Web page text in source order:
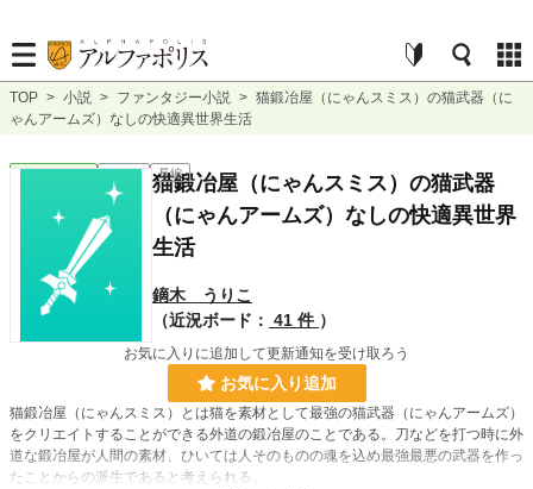
TOP > 小説 > ファンタジー小説 > 猫鍛冶屋（にゃんスミス）の猫武器（に
ゃんアームズ）なしの快適異世界生活
ファンタジー 連載中 長編
猫鍛冶屋（にゃんスミス）の猫武器
（にゃんアームズ）なしの快適異世界
生活
鏑木 うりこ
（近況ボード： 41 件 ）
お気に入りに追加して更新通知を受け取ろう
お気に入り追加
猫鍛冶屋（にゃんスミス）とは猫を素材として最強の猫武器（にゃんアームズ）
をクリエイトすることができる外道の鍛冶屋のことである。刀などを打つ時に外
道な鍛冶屋が人間の素材、ひいては人そのものの魂を込め最強最悪の武器を作っ
たことからの派生であると考えられる。